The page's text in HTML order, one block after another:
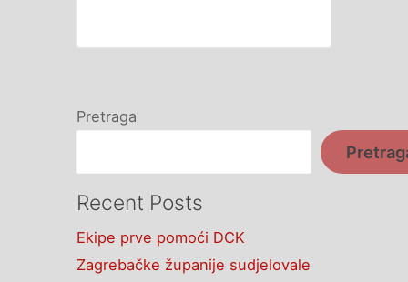
Pretraga
Recent Posts
Ekipe prve pomoći DCK
Zagrebačke županije sudjelovale